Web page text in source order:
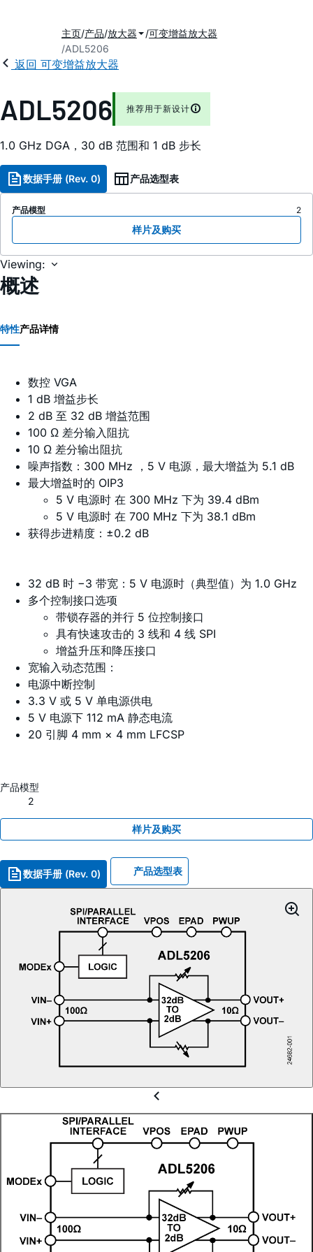
主页 产品 放大器
可变增益放大器
ADL5206
返回 可变增益放大器
ADL5206 推荐用于新设计
1.0 GHz DGA，30 dB 范围和 1 dB 步长
数据手册 (Rev. 0) 产品选型表
产品模型 2
样片及购买
Viewing:
概述
特性产品详情
数控 VGA
1 dB 增益步长
2 dB 至 32 dB 增益范围
100 Ω 差分输入阻抗
10 Ω 差分输出阻抗
噪声指数：300 MHz ，5 V 电源，最大增益为 5.1 dB
最大增益时的 OIP3
5 V 电源时 在 300 MHz 下为 39.4 dBm
5 V 电源时 在 700 MHz 下为 38.1 dBm
获得步进精度：±0.2 dB
32 dB 时 −3 带宽：5 V 电源时（典型值）为 1.0 GHz
多个控制接口选项
带锁存器的并行 5 位控制接口
具有快速攻击的 3 线和 4 线 SPI
增益升压和降压接口
宽输入动态范围：
电源中断控制
3.3 V 或 5 V 单电源供电
5 V 电源下 112 mA 静态电流
20 引脚 4 mm × 4 mm LFCSP
产品模型
2
样片及购买
数据手册 (Rev. 0) 产品选型表